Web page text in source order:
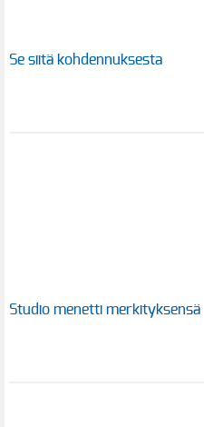
Se siitä kohdennuksesta
Studio menetti merkityksensä